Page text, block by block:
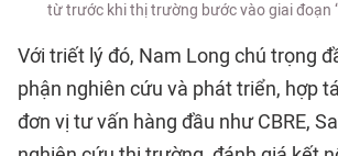
từ trước khi thị trường bước vào giai đoạn
Với triết lý đó, Nam Long chú trọng
phận nghiên cứu và phát triển, hợp
đơn vị tư vấn hàng đầu như CBRE,